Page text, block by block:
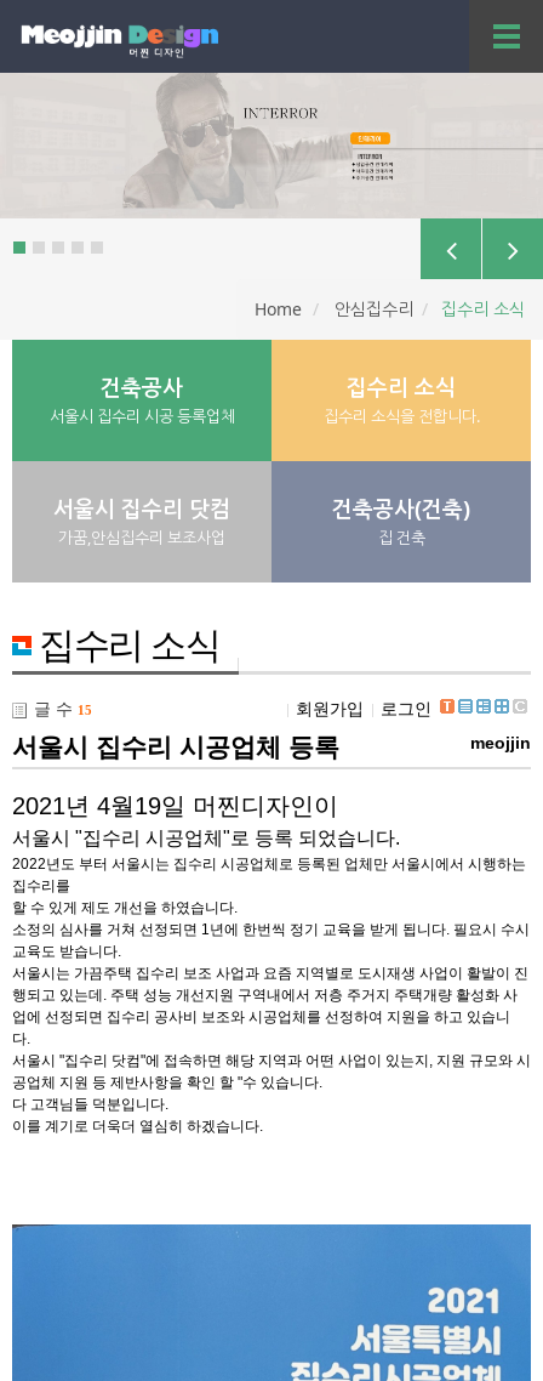
T
e
i
g
a
서울시 집수리 지원사업
서울시 집수리 시공 등록업체
Home 안심집수리 집수리 소식
건축공사
서울시 집수리 시공 등록업체
집수리 소식
집수리 소식을 전합니다.
서울시 집수리 닷컴
가꿈,안심집수리 보조사업
건축공사(건축)
집 건축
집수리 소식
글 수 15 회원가입 로그인
서울시 집수리 시공업체 등록 meojjin
2021년 4월19일 머찐디자인이
서울시 "집수리 시공업체"로 등록 되었습니다.
2022년도 부터 서울시는 집수리 시공업체로 등록된 업체만 서울시에서 시행하는
집수리를
할 수 있게 제도 개선을 하였습니다.
소정의 심사를 거쳐 선정되면 1년에 한번씩 정기 교육을 받게 됩니다. 필요시 수시
교육도 받습니다.
서울시는 가끔주택 집수리 보조 사업과 요즘 지역별로 도시재생 사업이 활발이 진
행되고 있는데. 주택 성능 개선지원 구역내에서 저층 주거지 주택개량 활성화 사
업에 선정되면 집수리 공사비 보조와 시공업체를 선정하여 지원을 하고 있습니
다.
서울시 "집수리 닷컴"에 접속하면 해당 지역과 어떤 사업이 있는지, 지원 규모와 시
공업체 지원 등 제반사항을 확인 할 "수 있습니다.
다 고객님들 덕분입니다.
이를 계기로 더욱더 열심히 하겠습니다.